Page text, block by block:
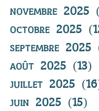
novembre 2025
octobre 2025
septembre 2025
août 2025 (13)
juillet 2025
juin 2025 (15)